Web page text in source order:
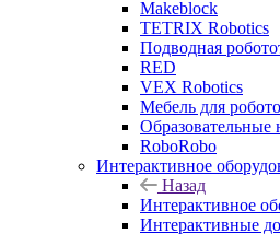
Makeblock
TETRIX Robotics
Подводная
RED
VEX Robotics
Мебель для
Образовательные
RoboRobo
Интерактивное
Назад
Интерактивное
Интерактивные